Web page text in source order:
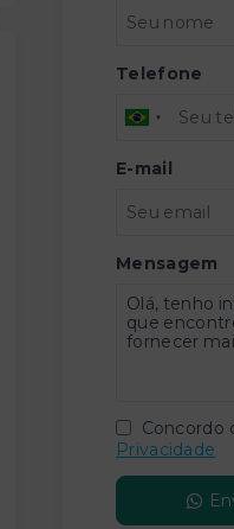
Telefone
E-mail
Mensagem
Concordo
Privacidade